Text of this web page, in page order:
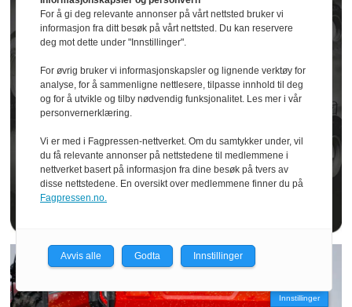
Innstillinger
For å gi deg relevante annonser på vårt nettsted bruker vi
informasjon fra ditt besøk på vårt nettsted. Du kan reservere
deg mot dette under "Innstillinger".
For øvrig bruker vi informasjonskapsler og lignende verktøy for
analyse, for å sammenligne nettlesere, tilpasse innhold til deg
og for å utvikle og tilby nødvendig funksjonalitet. Les mer i vår
personvernerklæring.
Vi er med i Fagpressen-nettverket. Om du samtykker under, vil
du få relevante annonser på nettstedene til medlemmene i
nettverket basert på informasjon fra dine besøk på tvers av
disse nettstedene. En oversikt over medlemmene finner du på
Fagpressen.no.
Avvis alle Godta Innstillinger